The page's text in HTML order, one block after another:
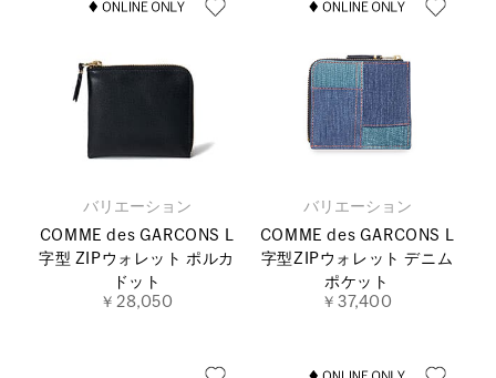
バリエーション
COMME des GARCONS L
字型 ZIPウォレット ポルカ
ドット
￥28,050
バリエーション
COMME des GARCONS L
字型ZIPウォレット デニム
ポケット
￥37,400